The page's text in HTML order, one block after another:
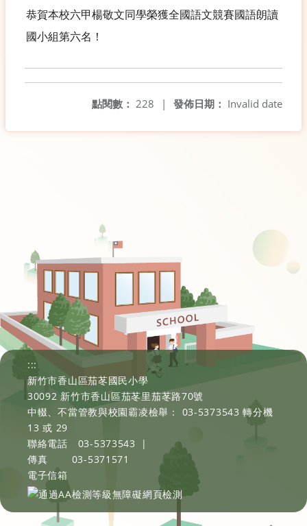
恭賀本校六甲楊敬文同學榮獲全國語文競賽國語朗讀
國小組第六名！
發佈日期： Invalid date
點閱數： 228 |
:::
新竹市香山區茄苳國民小學
30092 新竹市香山區茄苳里茄苳路70號
中輟、不當管教與校園霸凌檢舉： 03-5373543 轉分機
13 或 29
聯絡電話
03-5373543
|
傳真
03-5371571
電子信箱